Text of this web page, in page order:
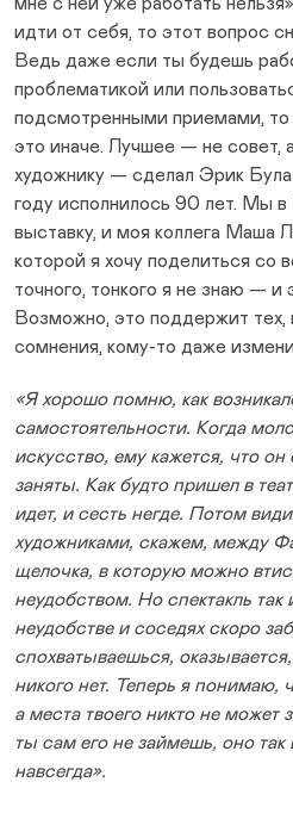
идти от себя, то этот вопрос
Ведь даже если ты будешь
проблематикой или
подсмотренными приемами, то
это иначе. Лучшее — не совет,
художнику — сделал Эрик
году исполнилось 90 лет. Мы
выставку, и моя коллега Маша
которой я хочу поделиться со
точного, тонкого я не знаю — и
Возможно, это поддержит тех,
сомнения, кому-то даже
«Я хорошо помню, как
самостоятельности. Когда
искусство, ему кажется, что он
заняты. Как будто пришел в
идет, и сесть негде. Потом
художниками, скажем, между
щелочка, в которую можно
неудобством. Но спектакль так
неудобстве и соседях скоро
спохватываешься,
никого нет. Теперь я понимаю,
а места твоего никто не может
ты сам его не займешь, оно
навсегда».